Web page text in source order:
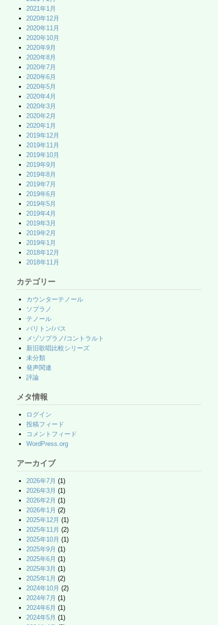
2021年1月
2020年12月
2020年11月
2020年10月
2020年9月
2020年8月
2020年7月
2020年6月
2020年5月
2020年4月
2020年3月
2020年2月
2020年1月
2019年12月
2019年11月
2019年10月
2019年9月
2019年8月
2019年7月
2019年6月
2019年5月
2019年4月
2019年3月
2019年2月
2019年1月
2018年12月
2018年11月
カテゴリー
カウンターテノール
ソプラノ
テノール
バリトン/バス
メゾソプラノ/コントラルト
新旧歌唱比較シリーズ
未分類
発声関連
評論
メタ情報
ログイン
投稿フィード
コメントフィード
WordPress.org
アーカイブ
2026年7月 (1)
2026年3月 (1)
2026年2月 (1)
2026年1月 (2)
2025年12月 (1)
2025年11月 (2)
2025年10月 (1)
2025年9月 (1)
2025年6月 (1)
2025年3月 (1)
2025年1月 (2)
2024年10月 (2)
2024年7月 (1)
2024年6月 (1)
2024年5月 (1)